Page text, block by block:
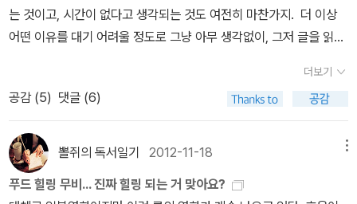
사도 나온다. 아마 엘리제궁의 요리사에 나왔던 남극의 프랑스 기지
나 우리나라의 세종 기지는 쇼와 기지에 가까운 곳이 아닐까. 연구원
이라는 말을 할 때, 남극의 모습을 조금이나마 보여주는 것 같아서 신
기했다. 참 식상한 비유지만 자연 앞에 인간의 존재가 얼마나 작은지
또 한 번 알았다고나 할까. 아마도 감독의 선택과 집중이겠지만 개인
적으로는 남극의 모습을 좀 더 보여줬으면 하는 아쉬움은 조금 있었
다. 남극이라는 공간, 여러모로 궁금한 곳이니까.
한계가 있지 않을까 생각을 했지만, 예상외로 고급식당 부럽지 않은
호화로운 만찬에 놀랍기도 했습니다. 그래서 대원들이 밥을 먹을때
스트레스를 받을수도 있지만, 다들 맡은 일에 충실하며 아웅다웅 하
루하루를 즐겁게 살아갑니다. 아주 잼있거나 임팩트가 강한 부분은
없지만 일본영화 특유의 잔잔함과 곳곳에 웃음코드가 섞여있어 생각
보다 지루하진 않았습니다. 또한 일본정식, 오니기리(주먹밥), 랍스
타, 스테이크, 프랑스 요리, 중국 요리, 라면 등 다양한 요리를 구경할
수 있고, 일상에서 편하게 살아갈때 중요성을 인식하지 못하고 마구
는 것이고, 시간이 없다고 생각되는 것도 여전히 마찬가지. 더 이상
어떤 이유를 대기 어려울 정도로 그냥 아무 생각없이, 그저 글을 읽고
으로 그야말로 무지막지한 읽을거리들을 확보한 상태인데, 영어책까
지 합하면 도대체 읽은 책보다 안 읽은 책이 더 많아질 것 같아 가끔씩
불안하기도 하다. 또한, 독서 불감증까지는 아니지만, 간혹 이렇게
책을 읽는 것이 나에게 어떤 실질적인 도움을 주는가 하는, 다소 유치
하다고까지 생각하는 성공독서나 성공학을 떠올리게 하는 기분도 요
즘 느낄때가 있다. 사실 내 입장에서 그저 그렇게 평하기는 했지만,
더보기
공감 (5) 댓글 (6)
뽈쥐의 독서일기 2012-11-18
푸드 힐링 무비... 진짜 힐링 되는 거 맞아요?